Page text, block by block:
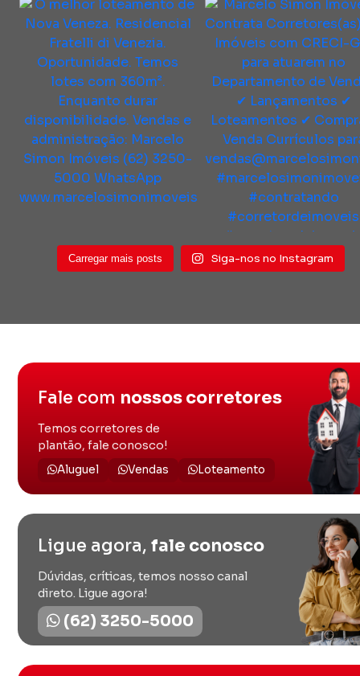
Carregar mais posts Siga-nos no Instagram
Fale com nossos corretores
Temos corretores de
plantão, fale conosco!
Aluguel Vendas Loteamento
Ligue agora, fale conosco
Dúvidas, críticas, temos nosso canal
direto. Ligue agora!
(62) 3250-5000